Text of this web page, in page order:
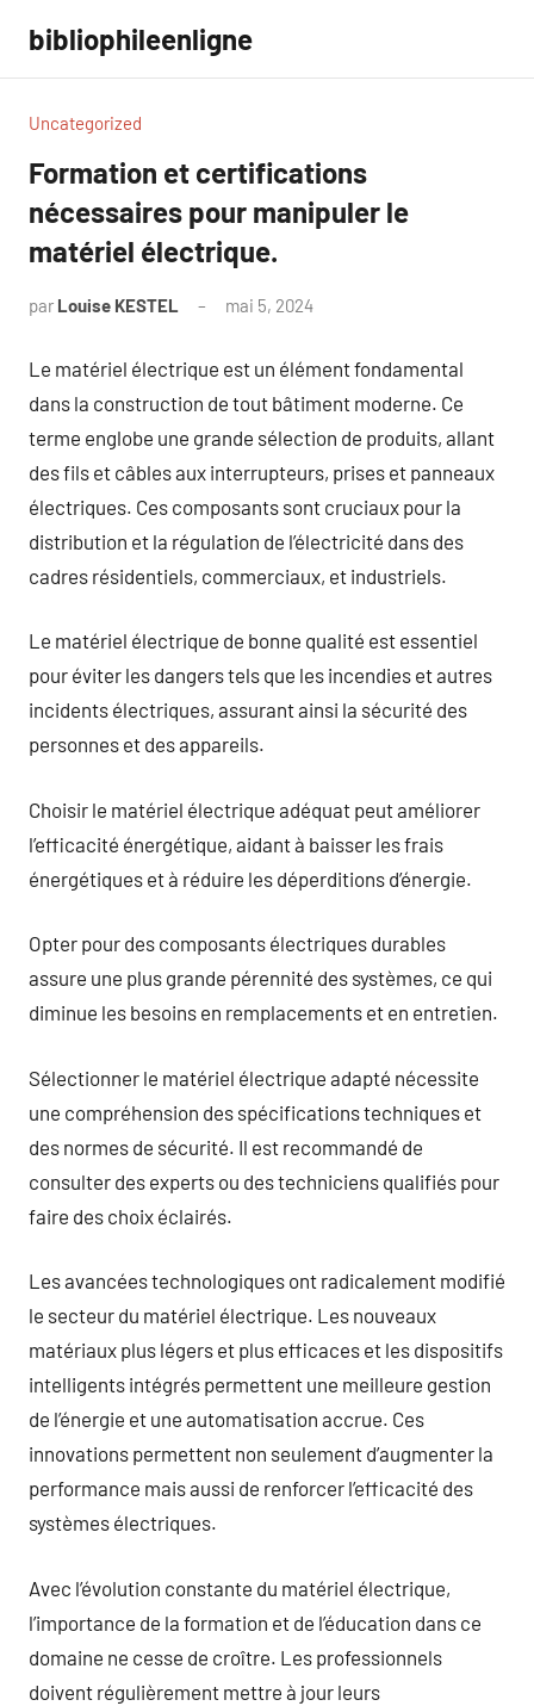
contenu
bibliophileenligne
Uncategorized
Formation et certifications
nécessaires pour manipuler le
matériel électrique.
par Louise KESTEL mai 5, 2024
Le matériel électrique est un élément fondamental
dans la construction de tout bâtiment moderne. Ce
terme englobe une grande sélection de produits, allant
des fils et câbles aux interrupteurs, prises et panneaux
électriques. Ces composants sont cruciaux pour la
distribution et la régulation de l’électricité dans des
cadres résidentiels, commerciaux, et industriels.
Le matériel électrique de bonne qualité est essentiel
pour éviter les dangers tels que les incendies et autres
incidents électriques, assurant ainsi la sécurité des
personnes et des appareils.
Choisir le matériel électrique adéquat peut améliorer
l’efficacité énergétique, aidant à baisser les frais
énergétiques et à réduire les déperditions d’énergie.
Opter pour des composants électriques durables
assure une plus grande pérennité des systèmes, ce qui
diminue les besoins en remplacements et en entretien.
Sélectionner le matériel électrique adapté nécessite
une compréhension des spécifications techniques et
des normes de sécurité. Il est recommandé de
consulter des experts ou des techniciens qualifiés pour
faire des choix éclairés.
Les avancées technologiques ont radicalement modifié
le secteur du matériel électrique. Les nouveaux
matériaux plus légers et plus efficaces et les dispositifs
intelligents intégrés permettent une meilleure gestion
de l’énergie et une automatisation accrue. Ces
innovations permettent non seulement d’augmenter la
performance mais aussi de renforcer l’efficacité des
systèmes électriques.
Avec l’évolution constante du matériel électrique,
l’importance de la formation et de l’éducation dans ce
domaine ne cesse de croître. Les professionnels
doivent régulièrement mettre à jour leurs